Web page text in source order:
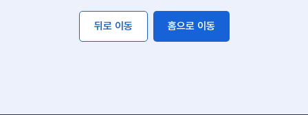
뒤로 이동 홈으로 이동